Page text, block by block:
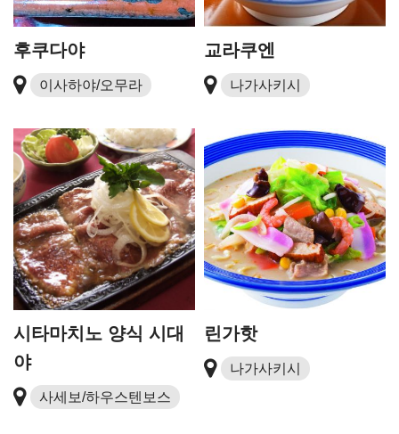
후쿠다야
이사하야/오무라
교라쿠엔
나가사키시
시타마치노 양식 시대
야
사세보/하우스텐보스
린가핫
나가사키시